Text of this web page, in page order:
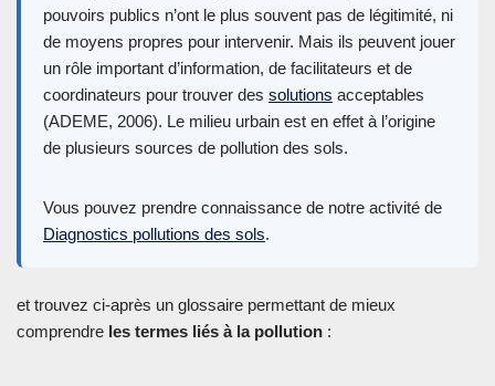
pouvoirs publics n’ont le plus souvent pas de légitimité, ni
de moyens propres pour intervenir. Mais ils peuvent jouer
un rôle important d’information, de facilitateurs et de
coordinateurs pour trouver des solutions acceptables
(ADEME, 2006). Le milieu urbain est en effet à l’origine
de plusieurs sources de pollution des sols.
Vous pouvez prendre connaissance de notre activité de
Diagnostics pollutions des sols.
et trouvez ci-après un glossaire permettant de mieux
comprendre les termes liés à la pollution :